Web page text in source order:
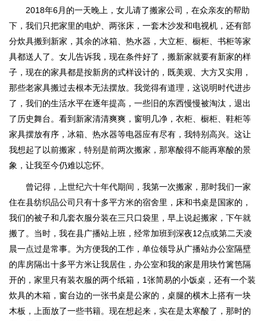
2018年6月的一天晚上，女儿请了搬家公司，在众亲友的帮助
下，我们只把家里的电炉、两张床，一套木沙发和电视机，还有部
分炊具搬到新家，其余的冰箱、热水器，大立柜、橱柜、书柜等家
具都送人了。女儿告诉我，现在条件好了，搬新家就要有新家的样
子，现在的家具都是按新房的式样设计的，既美观、大方又实用，
那些老家具搬过去根本无法摆放。我觉得有道理，这说明时代进步
了，我们的生活水平在逐年提高，一些旧的东西慢慢被淘汰，退出
了历史舞台。看到新家清清爽爽，窗明几净，衣柜、橱柜、鞋柜等
家具摆放有序，冰箱、热水器等电器应有尽有，我特别高兴。这让
我想起了以前搬家，特别是前两次搬家，那寒酸得不能再寒酸的景
象，让我至今仍难以忘怀。
曾记得，上世纪六十年代期间，我第一次搬家，那时我们一家
住在县纺织品公司只有十多平方米的宿舍里，床和书桌是国家的，
我们的被子和几套衣服分装在三只口袋里，早上说起搬家，下午就
搬了。当时，我在县广播站上班，经常加班到深夜12点或第二天凌
晨一点过是常事。为方便我的工作，单位领导从广播站办公室隔壁
的库房隔出十多平方米让我居住，办公室和我的家是用块竹篱笆隔
开的，家里只有装衣服的两个纸箱，1张简易的小饭桌，还有一个装
炊具的木箱，窗台边的一张书桌是公家的，桌腿的横木上搭有一块
木板，上面放了一些书籍。现在想起来，实在是太寒酸了，那时的